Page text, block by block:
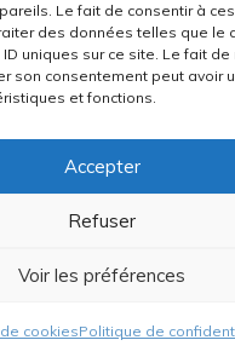
Le fait de consentir à
des données telles que le
uniques sur ce site. Le fait de
son consentement peut avoir
et fonctions.
Accepter
Refuser
Voir les préférences
cookiesPolitique de
attire, mais un prix trop
là que Motorola joue une
comparent plus
quoi ?
une lecture moderne du
progresse par
annoncés donnent